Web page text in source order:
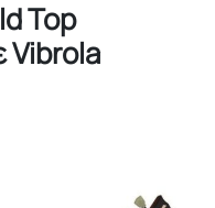
Top
Vibrola